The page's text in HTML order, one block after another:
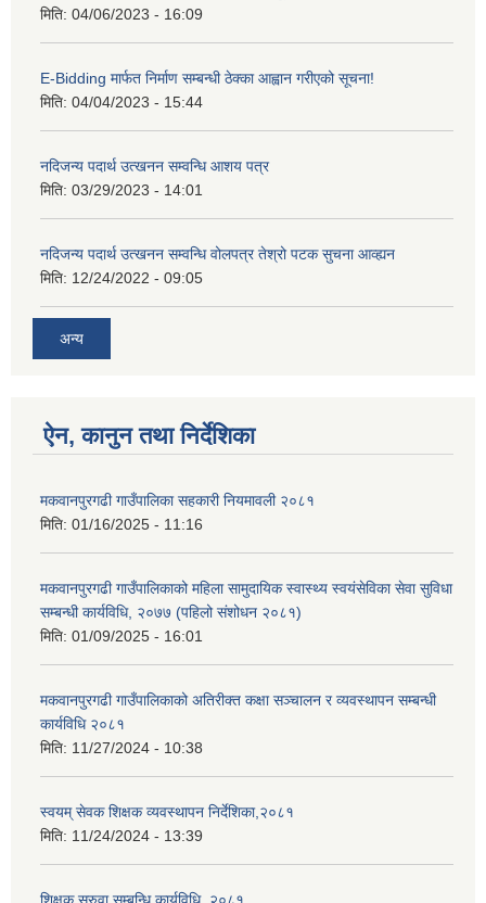
मिति: 04/06/2023 - 16:09
E-Bidding मार्फत निर्माण सम्बन्धी ठेक्का आह्वान गरीएको सूचना!
मिति: 04/04/2023 - 15:44
नदिजन्य पदार्थ उत्खनन सम्वन्धि आशय पत्र
मिति: 03/29/2023 - 14:01
नदिजन्य पदार्थ उत्खनन सम्वन्धि वोलपत्र तेश्रो पटक सुचना आव्ह्यन
मिति: 12/24/2022 - 09:05
अन्य
ऐन, कानुन तथा निर्देशिका
मकवानपुरगढी गाउँपालिका सहकारी नियमावली २०८१
मिति: 01/16/2025 - 11:16
मकवानपुरगढी गाउँपालिकाको महिला सामुदायिक स्वास्थ्य स्वयंसेविका सेवा सुविधा
सम्बन्धी कार्यविधि, २०७७ (पहिलो संशोधन २०८१)
मिति: 01/09/2025 - 16:01
मकवानपुरगढी गाउँपालिकाको अतिरीक्त कक्षा सञ्चालन र व्यवस्थापन सम्बन्धी
कार्यविधि २०८१
मिति: 11/27/2024 - 10:38
स्वयम् सेवक शिक्षक व्यवस्थापन निर्देशिका,२०८१
मिति: 11/24/2024 - 13:39